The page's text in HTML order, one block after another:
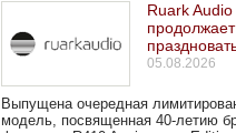
Ruark Audio
продолжает
05.08.2026
Выпущена очередная
модель, посвященная 40-летию